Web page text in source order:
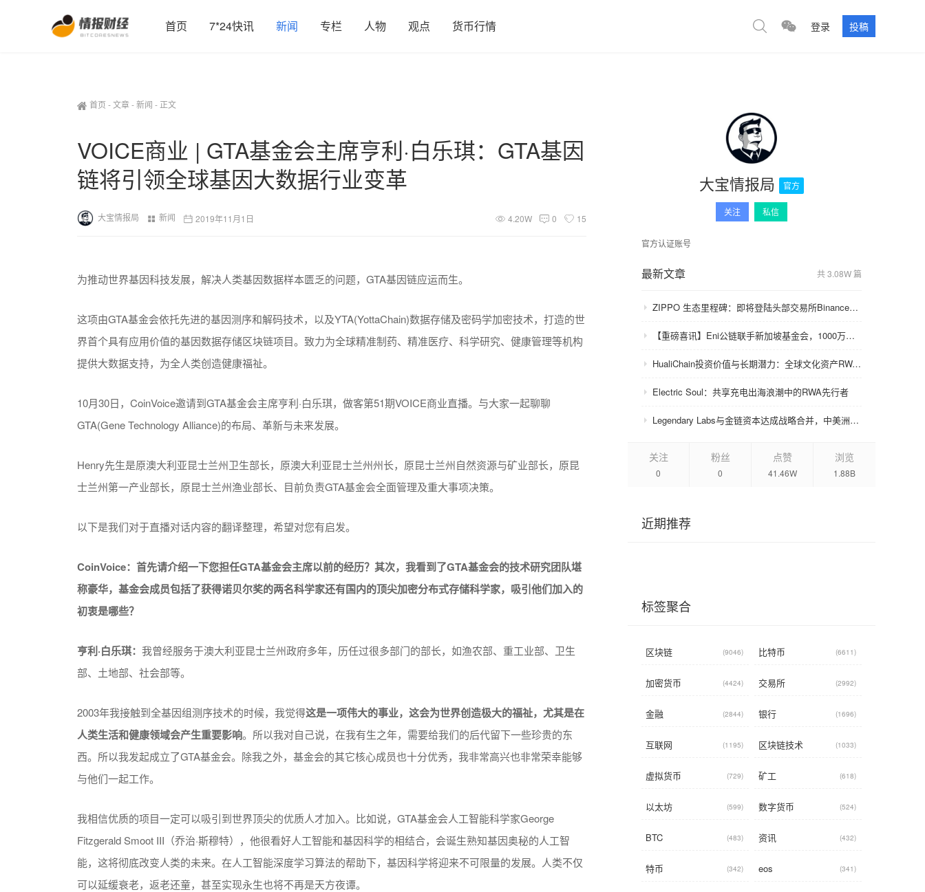
首页 7*24快讯 新闻 专栏 人物 观点 货币行情 登录 投稿
首页 -文章-新闻 - 正文
VOICE商业 | GTA基金会主席亨利·白乐琪：GTA基因
链将引领全球基因大数据行业变革
大宝情报局 新闻 2019年11月1日 4.20W 0 15
为推动世界基因科技发展，解决人类基因数据样本匮乏的问题，GTA基因链应运而生。
这项由GTA基金会依托先进的基因测序和解码技术，以及YTA(YottaChain)数据存储及密码学加密技术，打造的世
界首个具有应用价值的基因数据存储区块链项目。致力为全球精准制药、精准医疗、科学研究、健康管理等机构
提供大数据支持，为全人类创造健康福祉。
10月30日，CoinVoice邀请到GTA基金会主席亨利·白乐琪，做客第51期VOICE商业直播。与大家一起聊聊
GTA(Gene Technology Alliance)的布局、革新与未来发展。
Henry先生是原澳大利亚昆士兰州卫生部长，原澳大利亚昆士兰州州长，原昆士兰州自然资源与矿业部长，原昆
士兰州第一产业部长，原昆士兰州渔业部长、目前负责GTA基金会全面管理及重大事项决策。
以下是我们对于直播对话内容的翻译整理，希望对您有启发。
CoinVoice： 首先请介绍一下您担任GTA基金会主席以前的经历？ 其次，我看到了GTA基金会的技术研究团队堪
称豪华，基金会成员包括了获得诺贝尔奖的两名科学家还有国内的顶尖加密分布式存储科学家，吸引他们加入的
初衷是哪些？
亨利·白乐琪： 我曾经服务于澳大利亚昆士兰州政府多年，历任过很多部门的部长，如渔农部、重工业部、卫生
部、土地部、社会部等。
2003年我接触到全基因组测序技术的时候，我觉得这是一项伟大的事业，这会为世界创造极大的福祉，尤其是在
人类生活和健康领域会产生重要影响。所以我对自己说，在我有生之年，需要给我们的后代留下一些珍贵的东
西。所以我发起成立了GTA基金会。除我之外，基金会的其它核心成员也十分优秀，我非常高兴也非常荣幸能够
与他们一起工作。
我相信优质的项目一定可以吸引到世界顶尖的优质人才加入。比如说，GTA基金会人工智能科学家George
Fitzgerald Smoot III（乔治·斯穆特），他很看好人工智能和基因科学的相结合，会诞生熟知基因奥秘的人工智
能，这将彻底改变人类的未来。在人工智能深度学习算法的帮助下，基因科学将迎来不可限量的发展。人类不仅
可以延缓衰老，返老还童，甚至实现永生也将不再是天方夜谭。
大宝情报局 官方
关注 私信
官方认证账号
最新文章 共 3.08W 篇
ZIPPO 生态里程碑：即将登陆头部交易所Binance，GameFi 与通缩模型开启价值飞轮
【重磅喜讯】Eni公链联手新加坡基金会，1000万美金赋能众环CRC！
HualiChain投资价值与长期潜力：全球文化资产RWA赛道的基础设施级机会正在形成
Electric Soul：共享充电出海浪潮中的RWA先行者
Legendary Labs与金链资本达成战略合并，中美洲牌照加持助力生态升级
关注
0
粉丝
0
点赞
41.46W
浏览
1.88B
近期推荐
标签聚合
区块链 (9046) 比特币 (6611)
加密货币 (4424) 交易所 (2992)
金融 (2844) 银行 (1696)
互联网 (1195) 区块链技术 (1033)
虚拟货币 (729) 矿工 (618)
以太坊 (599) 数字货币 (524)
BTC (483) 资讯 (432)
特币 (342) eos (341)